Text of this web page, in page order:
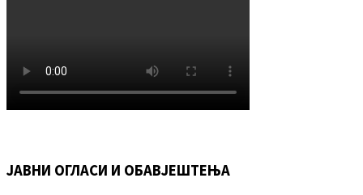
ЈАВНИ ОГЛАСИ И ОБАВЈЕШТЕЊА